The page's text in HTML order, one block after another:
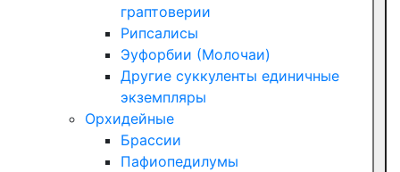
граптоверии
Рипсалисы
Эуфорбии (Молочаи)
Другие суккуленты единичные
экземпляры
Орхидейные
Брассии
Пафиопедилумы